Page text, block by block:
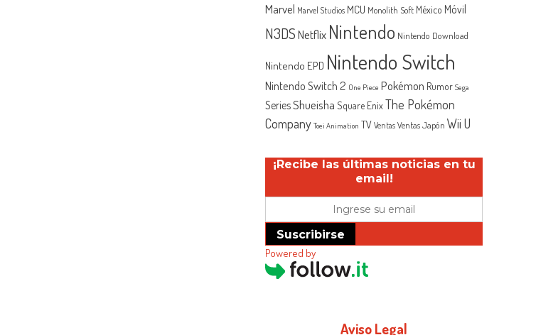
Marvel Marvel Studios MCU Monolith Soft México Móvil
N3DSNetflix Nintendo Nintendo Download
Nintendo EPD Nintendo Switch
Nintendo Switch 2 One Piece Pokémon Rumor Sega
SeriesShueisha Square EnixThe Pokémon
Company Toei Animation TV Ventas Ventas Japón Wii U
¡Recibe las últimas noticias en tu
email!
Suscribirse
Powered by
Aviso Legal